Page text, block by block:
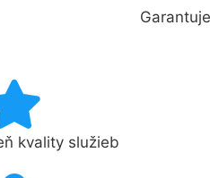
kvality služieb